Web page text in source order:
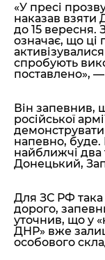
«У пресі
наказав взяти
до 15 вересня.
означає, що ці
спробують
поставлено», —
Він запевнив,
російської
напевно,
найближчі два
Донецький,
Для ЗС РФ така
дорого,
уточнив, що у
ДНР» вже
особового